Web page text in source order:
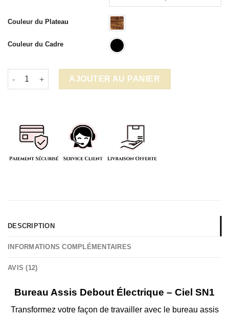
Couleur du Plateau
Couleur du Cadre
quantité de Bureau assis debout électrique, Bureau à hauteur
AJOUTER AU PANIER
DESCRIPTION
INFORMATIONS COMPLÉMENTAIRES
AVIS (12)
Bureau Assis Debout Électrique – Ciel SN1
Transformez votre façon de travailler avec le bureau assis